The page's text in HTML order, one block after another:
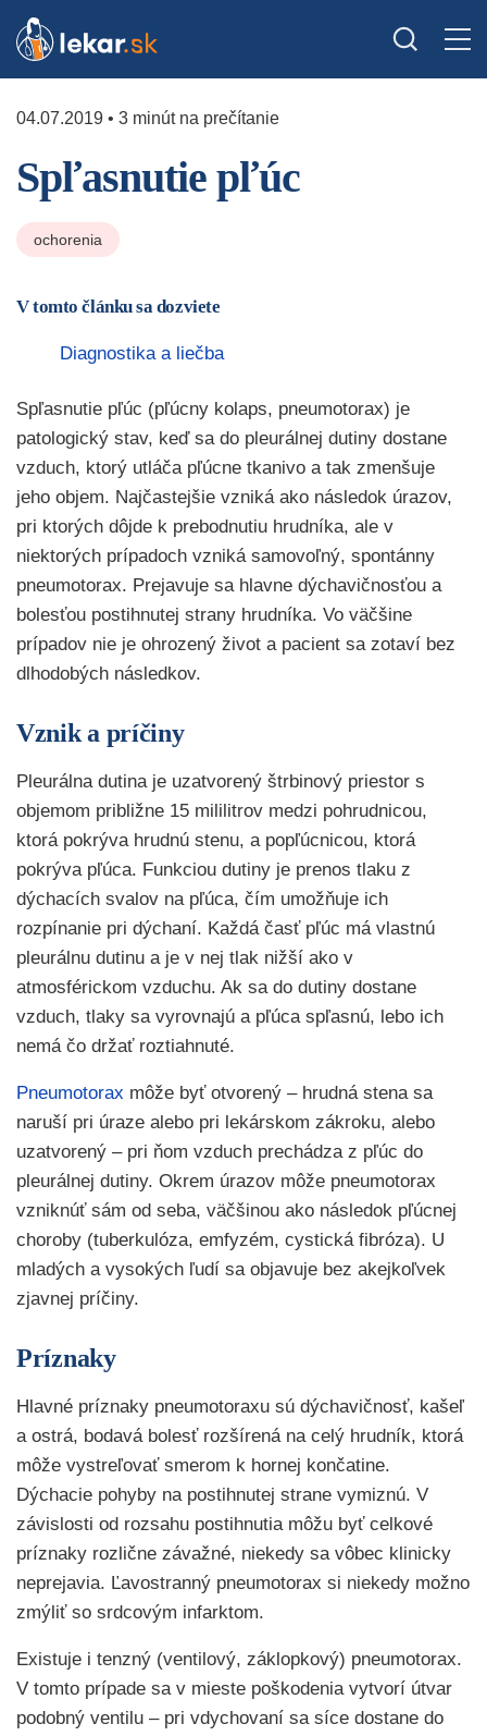
04.07.2019 • 3 minút na prečítanie
Spľasnutie pľúc
ochorenia
V tomto článku sa dozviete
Diagnostika a liečba
Spľasnutie pľúc (pľúcny kolaps, pneumotorax) je
patologický stav, keď sa do pleurálnej dutiny dostane
vzduch, ktorý utláča pľúcne tkanivo a tak zmenšuje
jeho objem. Najčastejšie vzniká ako následok úrazov,
pri ktorých dôjde k prebodnutiu hrudníka, ale v
niektorých prípadoch vzniká samovoľný, spontánny
pneumotorax. Prejavuje sa hlavne dýchavičnosťou a
bolesťou postihnutej strany hrudníka. Vo väčšine
prípadov nie je ohrozený život a pacient sa zotaví bez
dlhodobých následkov.
Vznik a príčiny
Pleurálna dutina je uzatvorený štrbinový priestor s
objemom približne 15 mililitrov medzi pohrudnicou,
ktorá pokrýva hrudnú stenu, a popľúcnicou, ktorá
pokrýva pľúca. Funkciou dutiny je prenos tlaku z
dýchacích svalov na pľúca, čím umožňuje ich
rozpínanie pri dýchaní. Každá časť pľúc má vlastnú
pleurálnu dutinu a je v nej tlak nižší ako v
atmosférickom vzduchu. Ak sa do dutiny dostane
vzduch, tlaky sa vyrovnajú a pľúca spľasnú, lebo ich
nemá čo držať roztiahnuté.
Pneumotorax môže byť otvorený – hrudná stena sa
naruší pri úraze alebo pri lekárskom zákroku, alebo
uzatvorený – pri ňom vzduch prechádza z pľúc do
pleurálnej dutiny. Okrem úrazov môže pneumotorax
vzniknúť sám od seba, väčšinou ako následok pľúcnej
choroby (tuberkulóza, emfyzém, cystická fibróza). U
mladých a vysokých ľudí sa objavuje bez akejkoľvek
zjavnej príčiny.
Príznaky
Hlavné príznaky pneumotoraxu sú dýchavičnosť, kašeľ
a ostrá, bodavá bolesť rozšírená na celý hrudník, ktorá
môže vystreľovať smerom k hornej končatine.
Dýchacie pohyby na postihnutej strane vymiznú. V
závislosti od rozsahu postihnutia môžu byť celkové
príznaky rozlične závažné, niekedy sa vôbec klinicky
neprejavia. Ľavostranný pneumotorax si niekedy možno
zmýliť so srdcovým infarktom.
Existuje i tenzný (ventilový, záklopkový) pneumotorax.
V tomto prípade sa v mieste poškodenia vytvorí útvar
podobný ventilu – pri vdychovaní sa síce dostane do